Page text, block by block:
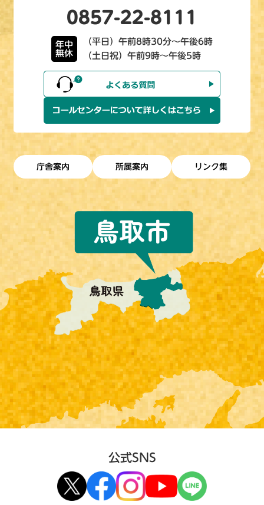
0857-22-8111
年中
無休
（平日）午前8時30分～午後6時
（土日祝）午前9時～午後5時
庁舎案内 所属案内 リンク集
公式SNS